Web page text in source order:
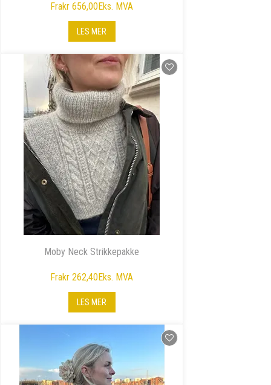
Frakr 656,00Eks. MVA
LES MER
Moby Neck Strikkepakke
Frakr 262,40Eks. MVA
LES MER